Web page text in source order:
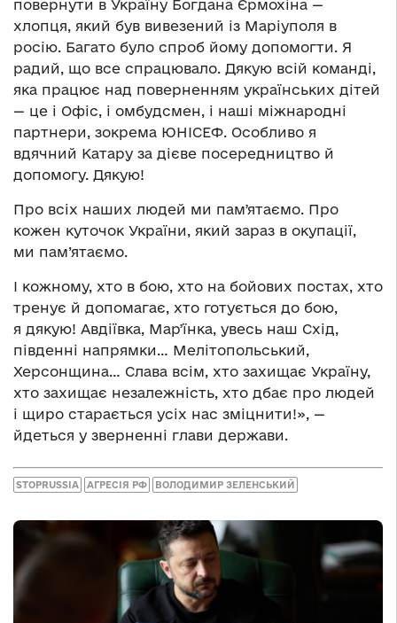
повернути в Україну Богдана Єрмохіна —
хлопця, який був вивезений із Маріуполя в
росію. Багато було спроб йому допомогти. Я
радий, що все спрацювало. Дякую всій команді,
яка працює над поверненням українських дітей
— це і Офіс, і омбудсмен, і наші міжнародні
партнери, зокрема ЮНІСЕФ. Особливо я
вдячний Катару за дієве посередництво й
допомогу. Дякую!
Про всіх наших людей ми памʼятаємо. Про
кожен куточок України, який зараз в окупації,
ми пам’ятаємо.
І кожному, хто в бою, хто на бойових постах, хто
тренує й допомагає, хто готується до бою,
я дякую! Авдіївка, Марʼїнка, увесь наш Схід,
південні напрямки… Мелітопольський,
Херсонщина… Слава всім, хто захищає Україну,
хто захищає незалежність, хто дбає про людей
і щиро старається усіх нас зміцнити!», —
йдеться у зверненні глави держави.
STOPRUSSIA АГРЕСІЯ РФ ВОЛОДИМИР ЗЕЛЕНСЬКИЙ